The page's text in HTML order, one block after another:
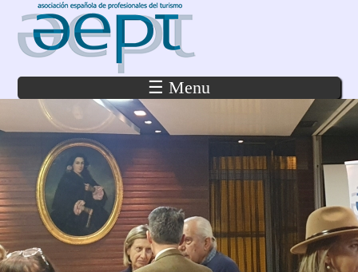
Pasar al contenido principal
☰ Menu